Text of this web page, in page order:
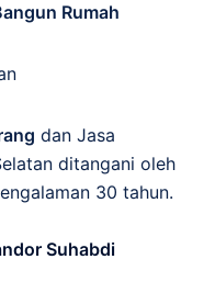
Rumah
dan Jasa
ditangani oleh
30 tahun.
Suhabdi